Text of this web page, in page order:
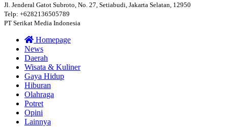
Jl. Jenderal Gatot Subroto, No. 27, Setiabudi, Jakarta Selatan, 12950
Telp: +6282136505789
PT Serikat Media Indonesia
Homepage
News
Daerah
Wisata & Kuliner
Gaya Hidup
Hiburan
Olahraga
Potret
Opini
Lainnya